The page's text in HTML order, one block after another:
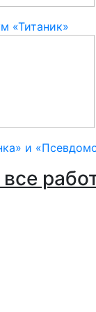
«Титаник»
и